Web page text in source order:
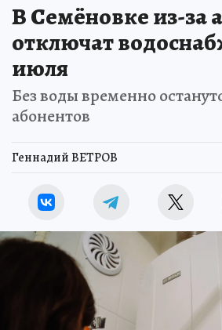
В Семёновке из-за
отключат
июля
Без воды временно
абонентов
Геннадий ВЕТРОВ